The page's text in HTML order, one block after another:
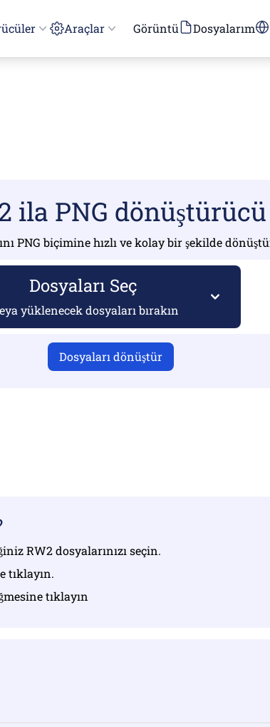
Araçlar Görüntü Dosyalarım
ila PNG dönüştürücü
PNG biçimine hızlı ve kolay bir şekilde
Dosyaları Seç
yüklenecek dosyaları bırakın
Dosyaları dönüştür
RW2 dosyalarınızı seçin.
tıklayın.
tıklayın